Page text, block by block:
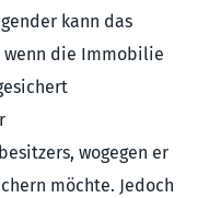
kann das
wenn die Immobilie
wogegen er
möchte. Jedoch